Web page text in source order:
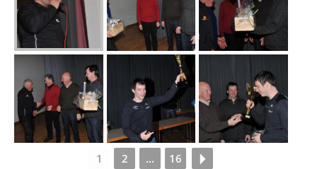
1 2 ... 16